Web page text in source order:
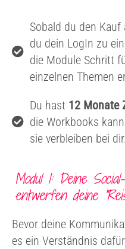
Sobald du den
du dein LogIn zu
die Module Schritt
einzelnen Themen
Du hast 12 Monate
die Workbooks
sie verbleiben bei dir.
Modul 1: Deine
entwerfen deine
Bevor deine
es ein Verständnis